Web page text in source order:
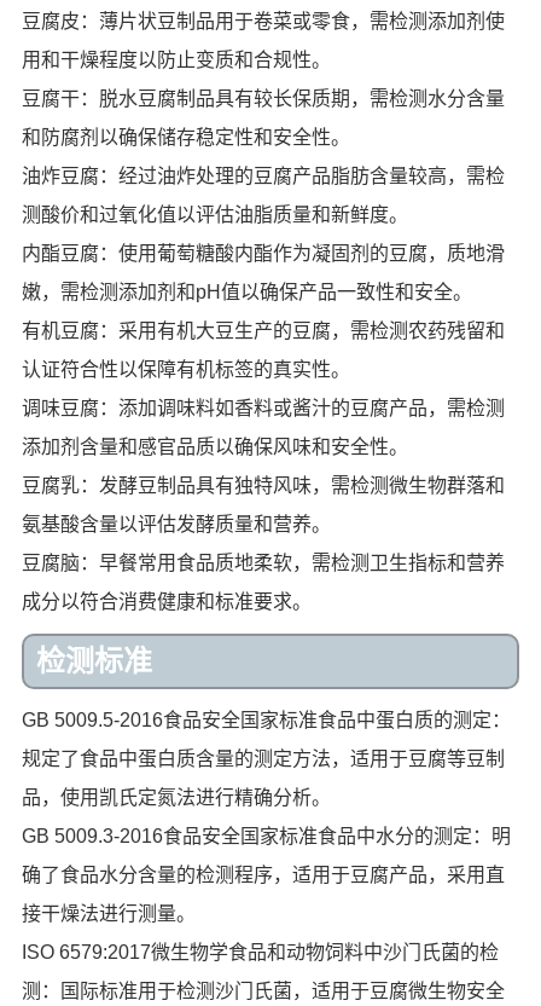
豆腐皮：薄片状豆制品用于卷菜或零食，需检测添加剂使
用和干燥程度以防止变质和合规性。
豆腐干：脱水豆腐制品具有较长保质期，需检测水分含量
和防腐剂以确保储存稳定性和安全性。
油炸豆腐：经过油炸处理的豆腐产品脂肪含量较高，需检
测酸价和过氧化值以评估油脂质量和新鲜度。
内酯豆腐：使用葡萄糖酸内酯作为凝固剂的豆腐，质地滑
嫩，需检测添加剂和pH值以确保产品一致性和安全。
有机豆腐：采用有机大豆生产的豆腐，需检测农药残留和
认证符合性以保障有机标签的真实性。
调味豆腐：添加调味料如香料或酱汁的豆腐产品，需检测
添加剂含量和感官品质以确保风味和安全性。
豆腐乳：发酵豆制品具有独特风味，需检测微生物群落和
氨基酸含量以评估发酵质量和营养。
豆腐脑：早餐常用食品质地柔软，需检测卫生指标和营养
成分以符合消费健康和标准要求。
检测标准
GB 5009.5-2016食品安全国家标准食品中蛋白质的测定：
规定了食品中蛋白质含量的测定方法，适用于豆腐等豆制
品，使用凯氏定氮法进行精确分析。
GB 5009.3-2016食品安全国家标准食品中水分的测定：明
确了食品水分含量的检测程序，适用于豆腐产品，采用直
接干燥法进行测量。
ISO 6579:2017微生物学食品和动物饲料中沙门氏菌的检
测：国际标准用于检测沙门氏菌，适用于豆腐微生物安全